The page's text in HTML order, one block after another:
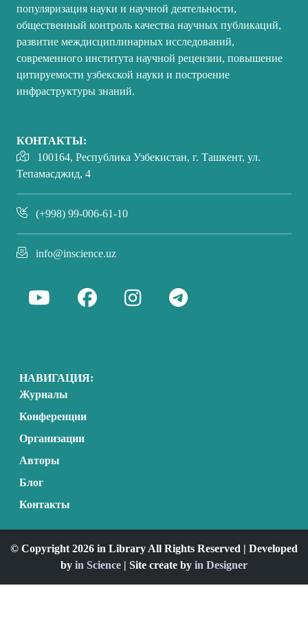
популяризация науки и научной деятельности,
общественный контроль качества научных публикаций,
развитие междисциплинарных исследований,
современного института научной рецензии, повышение
цитируемости узбекской науки и построение
инфраструктуры знаний.
КОНТАКТЫ:
100164, Республика Узбекистан, г. Ташкент, ул.
Тепамасджид, 4
(+998) 99-006-61-10
info@inscience.uz
НАВИГАЦИЯ:
Журналы
Конференции
Организации
Авторы
Блог
Контакты
© Copyright 2026 in Library All Rights Reserved | Developed
by in Science | Site create by in Designer